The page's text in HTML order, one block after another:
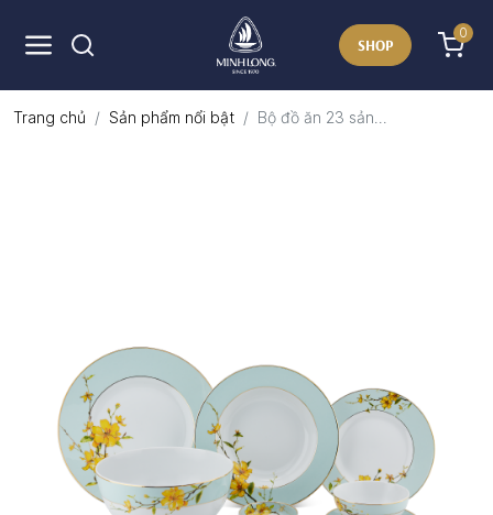
SHOP
0
Trang chủ Sản phẩm nổi bật Bộ đồ ăn 23 sản...